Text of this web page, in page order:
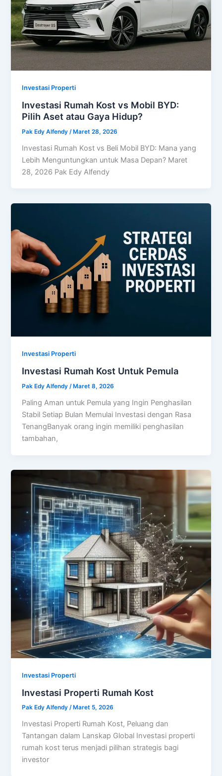
Investasi Properti
Investasi Rumah Kost vs Mobil BYD:
Pilih Aset atau Gaya Hidup?
Pak Edy Alfendy /Maret 28, 2026
Investasi Rumah Kost vs Beli Mobil BYD: Mana yang
Lebih Menguntungkan untuk Masa Depan? Maret
28, 2026 Pak Edy Alfendy
Investasi Properti
Investasi Rumah Kost Untuk Pemula
Pak Edy Alfendy/Maret 8, 2026
Paling Aman untuk Pemula yang Ingin Penghasilan
Stabil Setiap Bulan Memulai Investasi dengan Rasa
TenangBanyak orang ingin memiliki penghasilan
tambahan,
Investasi Properti
Investasi Properti Rumah Kost
Pak Edy Alfendy/ Maret 5, 2026
Investasi Properti Rumah Kost, Peluang dan
Tantangan dalam Lanskap Global Investasi properti
rumah kost terus menjadi pilihan strategis bagi
investor